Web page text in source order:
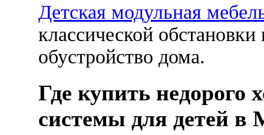
Детская модульная
классической
обустройство дома.
Где купить
системы для детей в